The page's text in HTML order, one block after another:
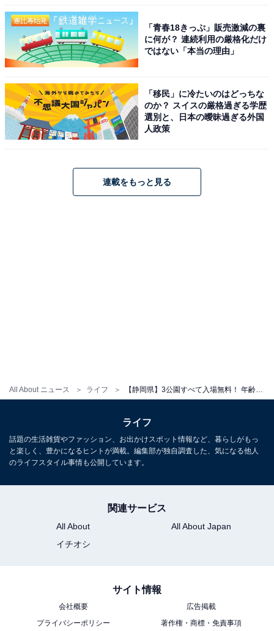
All About ニュース ライフ
した掛川市立の公園です。名前の由来は「来世紀に向け
100年かけて美しい樹林の公園を育てていく」という壮
大なビジョンにあります。公園内は「遊びの里」「実り
の里」「森の里」などのエリアで構成されており、自然
を楽しみながら学べる体験施設が充実しています。入場
は完全無料です。
「遊びの里」に設置されている大型複合遊具は高さがあ
数のルートを選びながら攻略する達成感が子どもたちに
大人気です。「実りの里」では農業体験（野菜収穫等・
日の場合は翌日、年末年始12/28〜1/4）
所在地：静岡県掛川市満水1652
電話番号：0537-24-2722（22世紀の丘公園 たまりー
あわせて読みたい
「青春18きっぷ」販売激減の裏
に何が？ 連続利用の厳格化だけ
ではない「本当の理由」
「移民」に冷たいのはどっちな
のか？ スイスの厳格過ぎる学歴
選別と、日本の曖昧過ぎる外国
人政策
連載をもっと見る
ライフ
話題の生活雑貨やファッション、お出かけスポット情報など、暮らしがもっ
と楽しく、豊かになるヒントが満載。編集部が独自調査した、気になる他人
のライフスタイル事情も公開しています。
関連サービス
All About
All About Japan
イチオシ
サイト情報
会社概要
広告掲載
プライバシーポリシー
著作権・商標・免責事項